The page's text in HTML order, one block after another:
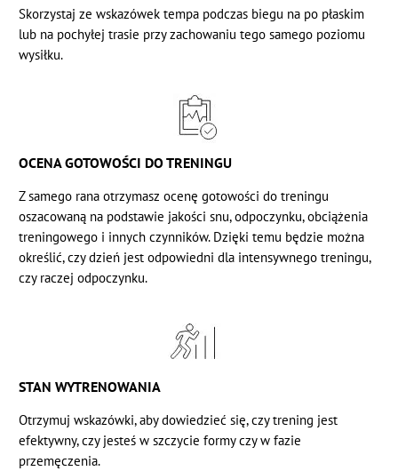
Skorzystaj ze wskazówek tempa podczas biegu na po płaskim
lub na pochyłej trasie przy zachowaniu tego samego poziomu
wysiłku.
OCENA GOTOWOŚCI DO TRENINGU
Z samego rana otrzymasz ocenę gotowości do treningu
oszacowaną na podstawie jakości snu, odpoczynku, obciążenia
treningowego i innych czynników. Dzięki temu będzie można
określić, czy dzień jest odpowiedni dla intensywnego treningu,
czy raczej odpoczynku.
STAN WYTRENOWANIA
Otrzymuj wskazówki, aby dowiedzieć się, czy trening jest
efektywny, czy jesteś w szczycie formy czy w fazie
przemęczenia.